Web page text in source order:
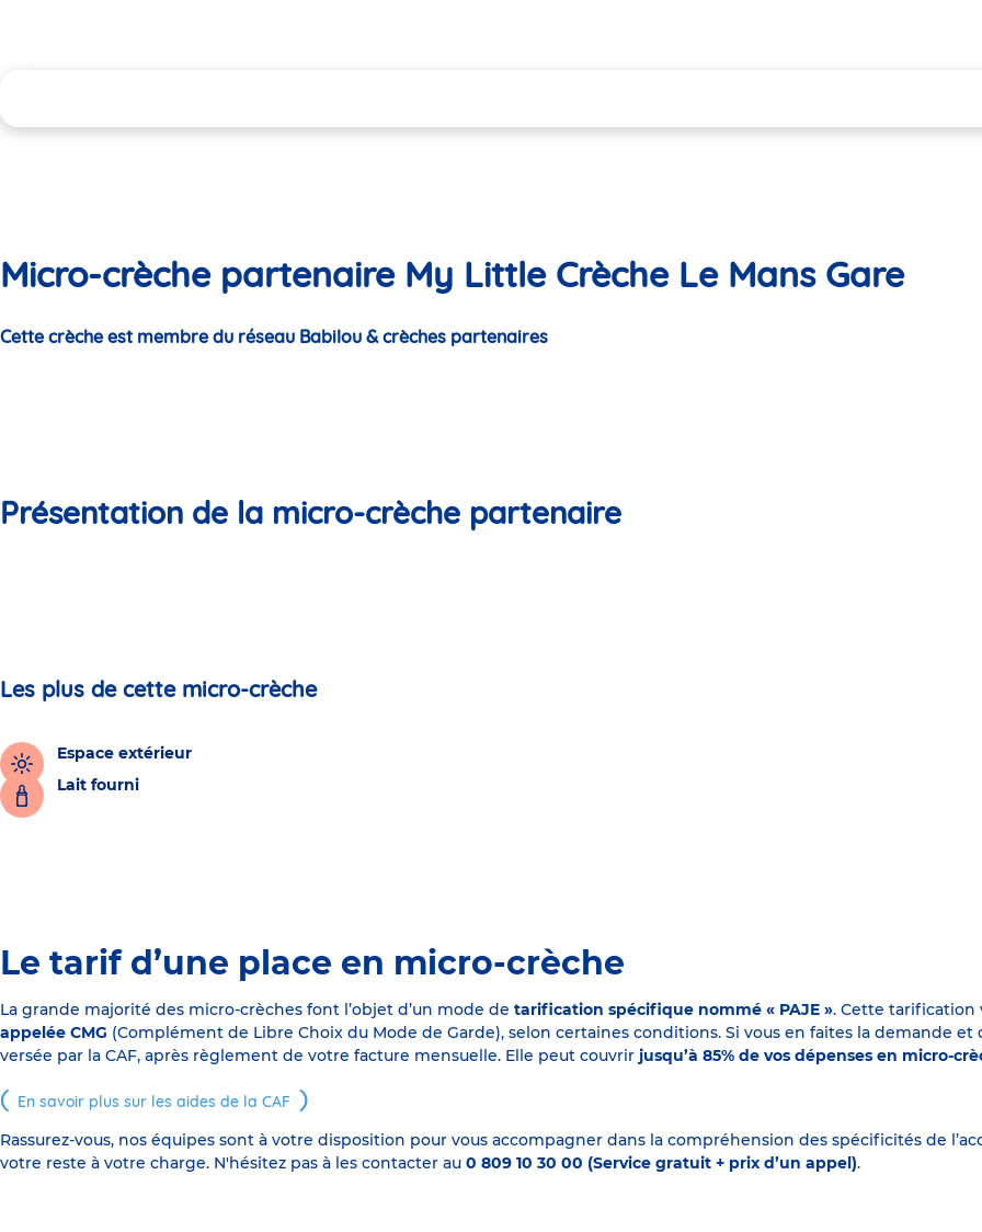
Micro-crèche partenaire My Little Crèche Le Mans Gare
Cette crèche est membre du réseau Babilou & crèches partenaires
Présentation de la micro-crèche partenaire
Les plus de cette micro-crèche
Espace extérieur
Lait fourni
Le tarif d’une place en micro-crèche
La grande majorité des micro-crèches font l’objet d’un mode de tarification spécifique nommé « PAJE ». Cette tarification
appelée CMG (Complément de Libre Choix du Mode de Garde), selon certaines conditions. Si vous en faites la demande
versée par la CAF, après règlement de votre facture mensuelle. Elle peut couvrir jusqu’à 85% de vos dépenses en micro-
En savoir plus sur les aides de la CAF
Rassurez-vous, nos équipes sont à votre disposition pour vous accompagner dans la compréhension des spécificités de
votre reste à votre charge. N'hésitez pas à les contacter au 0 809 10 30 00 (Service gratuit + prix d’un appel).